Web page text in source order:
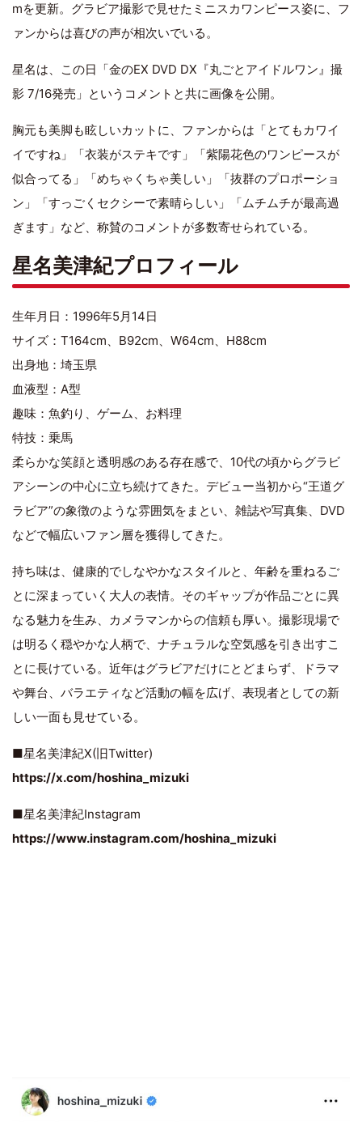
mを更新。グラビア撮影で見せたミニスカワンピース姿に、フ
ァンからは喜びの声が相次いでいる。
星名は、この日「金のEX DVD DX『丸ごとアイドルワン』撮
影 7/16発売」というコメントと共に画像を公開。
胸元も美脚も眩しいカットに、ファンからは「とてもカワイ
イですね」「衣装がステキです」「紫陽花色のワンピースが
似合ってる」「めちゃくちゃ美しい」「抜群のプロポーショ
ン」「すっごくセクシーで素晴らしい」「ムチムチが最高過
ぎます」など、称賛のコメントが多数寄せられている。
星名美津紀プロフィール
生年月日：1996年5月14日
サイズ：T164cm、B92cm、W64cm、H88cm
出身地：埼玉県
血液型：A型
趣味：魚釣り、ゲーム、お料理
特技：乗馬
柔らかな笑顔と透明感のある存在感で、10代の頃からグラビ
アシーンの中心に立ち続けてきた。デビュー当初から“王道グ
ラビア”の象徴のような雰囲気をまとい、雑誌や写真集、DVD
などで幅広いファン層を獲得してきた。
持ち味は、健康的でしなやかなスタイルと、年齢を重ねるご
とに深まっていく大人の表情。そのギャップが作品ごとに異
なる魅力を生み、カメラマンからの信頼も厚い。撮影現場で
は明るく穏やかな人柄で、ナチュラルな空気感を引き出すこ
とに長けている。近年はグラビアだけにとどまらず、ドラマ
や舞台、バラエティなど活動の幅を広げ、表現者としての新
しい一面も見せている。
■星名美津紀X(旧Twitter)
https://x.com/hoshina_mizuki
■星名美津紀Instagram
https://www.instagram.com/hoshina_mizuki